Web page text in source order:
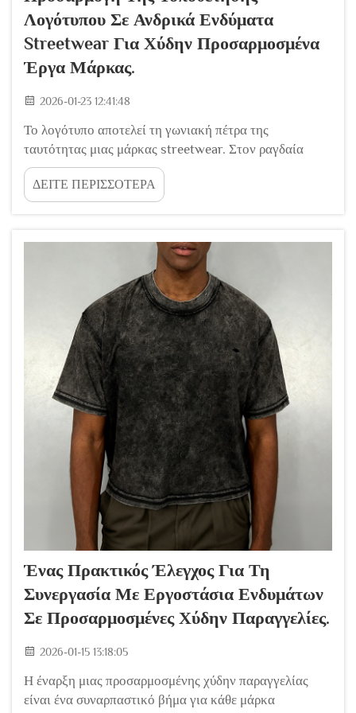
Λογότυπου Σε Ανδρικά Ενδύματα
Streetwear Για Χύδην Προσαρμοσμένα
Έργα Μάρκας.
2026-01-23 12:41:48
Το λογότυπο αποτελεί τη γωνιακή πέτρα της
ταυτότητας μιας μάρκας streetwear. Στον ραγδαία
εξελισσόμενο κόσμο των ανδρικών ενδυμάτων
streetwear, όπου η εμπορική επισήμανση είναι
καθοριστικής σημασίας, η τοποθέτηση και η εκτέλεση
αποτελεί παράγοντα καθοριστικής σημασίας. Για
μάρκες που διαχειρίζονται χύδην...
ΔΕΙΤΕ ΠΕΡΙΣΣΟΤΕΡΑ
Ένας Πρακτικός Έλεγχος Για Τη
Συνεργασία Με Εργοστάσια Ενδυμάτων
Σε Προσαρμοσμένες Χύδην Παραγγελίες.
2026-01-15 13:18:05
Η έναρξη μιας προσαρμοσμένης χύδην παραγγελίας
είναι ένα συναρπαστικό βήμα για κάθε μάρκα